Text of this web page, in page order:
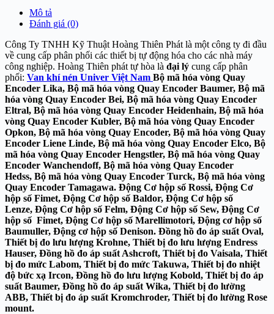
Mô tả
Đánh giá (0)
Công Ty TNHH Kỹ Thuật Hoàng Thiên Phát là một công ty đi đầu
về cung cấp phân phối các thiết bị tự động hóa cho các nhà máy
công nghiệp. Hoàng Thiên phát tự hòa là đại lý cung cấp phân
phối: Van khí nén Univer Việt Nam Bộ mã hóa vòng Quay
Encoder Lika, Bộ mã hóa vòng Quay Encoder Baumer, Bộ mã
hóa vòng Quay Encoder Bei, Bộ mã hóa vòng Quay Encoder
Eltral, Bộ mã hóa vòng Quay Encoder Heidenhain, Bộ mã hóa
vòng Quay Encoder Kubler, Bộ mã hóa vòng Quay Encoder
Opkon, Bộ mã hóa vòng Quay Encoder, Bộ mã hóa vòng Quay
Encoder Liene Linde, Bộ mã hóa vòng Quay Encoder Elco, Bộ
mã hóa vòng Quay Encoder Hengstler, Bộ mã hóa vòng Quay
Encoder Wanchendoff, Bộ mã hóa vòng Quay Encoder
Hedss, Bộ mã hóa vòng Quay Encoder Turck, Bộ mã hóa vòng
Quay Encoder Tamagawa. Động Cơ hộp số Rossi, Động Cơ
hộp số Fimet, Động Cơ hộp số Baldor, Động Cơ hộp số
Lenze, Động Cơ hộp số Felm, Động Cơ hộp số Sew, Động Cơ
hộp số Fimet, Động Cơ hộp số Marellimotori, Động cơ hộp số
Baumuller, Động cơ hộp số Denison. Đồng hồ đo áp suất Oval,
Thiết bị đo lưu lượng Krohne, Thiết bị đo lưu lượng Endress
Hauser, Đồng hồ đo áp suất Ashcroft, Thiết bị đo Vaisala, Thiết
bị đo mức Labom, Thiết bị đo mức Takuwa, Thiết bị đo nhiệt
độ bức xạ Ircon, Đồng hồ đo lưu lượng Kobold, Thiết bị đo áp
suất Baumer, Đồng hồ đo áp suất Wika, Thiết bị đo lường
ABB, Thiết bị đo áp suất Kromchroder, Thiết bị đo lường Rose
mount.